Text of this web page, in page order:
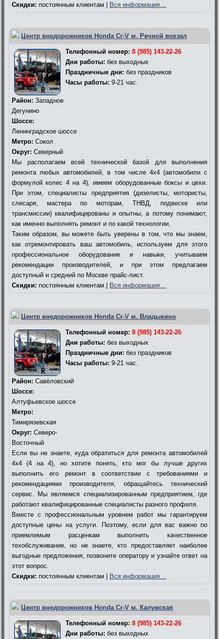
Скидки: постоянным клиентам | Вся информация…
Центр внедорожников Honda Cr-V м. Речной вокзал
Телефонный номер: 8 (985) 143-22-26
Дни работы: без выходных
Праздничные дни: без праздников
Часы работы: 9-21 час.
Район: Западное
Дегунино
Шоссе:
Ленинградское шоссе
Метро: Сокол
Округ: Северный
Мы располагаем всей технической базой для выполнения
ремонта любых автомобилей, в том числе 4х4 (автомобили с
формулой колес 4 на 4), имеем оборудованные боксы и цехи.
При этом, специалисты предприятия (дизелисты, мотористы,
слесаря, мастера по моторам, ТНВД, подвеске или
трансмиссии) квалифицированы и опытны, а потому понимают,
как именно выполнять ремонт и по какой технологии.
Таким образом, вы можете быть уверены в том, что мы знаем,
как отремонтировать ваш автомобиль, используем для этого
профессиональное оборудование и навыки, учитываем
рекомендации производителей, и при этом предлагаем
доступный и средний по Москве прайс-лист.
Скидки: постоянным клиентам | Вся информация…
Центр внедорожников Honda Cr-V м. Владыкино
Телефонный номер: 8 (985) 143-22-26
Дни работы: без выходных
Праздничные дни: без праздников
Часы работы: 9-21 час.
Район: Савёловский
Шоссе:
Алтуфьевское шоссе
Метро:
Тимирязевская
Округ: Северо-
Восточный
Если вы не знаете, куда обратиться для ремонта автомобилей
4х4 (4 на 4), но хотите понять, кто мог бы лучше других
выполнить его ремонт в соответствии с требованиями и
рекомендациями производителя, обращайтесь технический
сервис. Мы являемся специализированным предприятием, где
работают квалифицированные специалисты разного профиля.
Вместе с профессиональным уровнем работ мы гарантируем
доступные цены на услуги. Поэтому, если для вас важно по
приемлемым расценкам выполнить качественное
техобслуживание, но не знаете, кто предоставляет наиболее
выгодные предложения, позвоните оператору и узнайте ответ на
этот вопрос.
Скидки: постоянным клиентам | Вся информация…
Центр внедорожников Honda Cr-V м. Калужская
Телефонный номер: 8 (985) 143-22-26
Дни работы: без выходных